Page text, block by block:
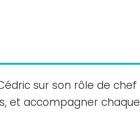
sur son rôle de chef
et accompagner chaque